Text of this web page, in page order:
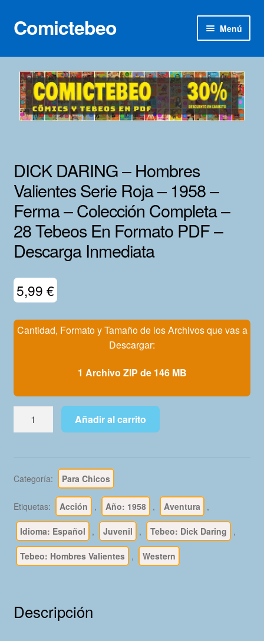
Ir
a
Ir
al
Comictebeo Menú
Inicio
Categorías
Franco-Belga
Lotes 100
Adultos
Porno 3D
Mi Cuenta
DICK DARING – Hombres
Valientes Serie Roja – 1958 –
Ferma – Colección Completa –
28 Tebeos En Formato PDF –
Descarga Inmediata
5,99 €
Cantidad, Formato y Tamaño de los Archivos que vas a
Descargar:
1 Archivo ZIP de 146 MB
DARING
Serie
Roja
1958
Ferma
Completa
–
Añadir al carrito
Categoría: Para Chicos
Etiquetas: Acción , Año: 1958 , Aventura ,
Idioma: Español , Juvenil , Tebeo: Dick Daring ,
Tebeo: Hombres Valientes , Western
Descripción